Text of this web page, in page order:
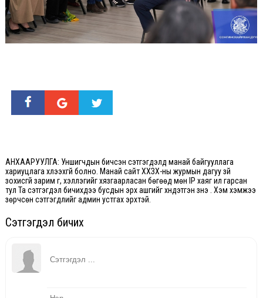
АНХААРУУЛГА: Уншигчдын бичсэн сэтгэгдэлд манай байгууллага
хариуцлага хүлээхгүй болно. Манай сайт ХХЗХ-ны журмын дагуу зүй
зохисгүй зарим үг, хэллэгийг хязгаарласан бөгөөд мөн IP хаяг ил гарсан
тул Та сэтгэгдэл бичихдээ бусдын эрх ашгийг хүндэтгэн үзнэ үү. Хэм хэмжээ
зөрчсөн сэтгэгдлийг админ устгах эрхтэй.
Сэтгэгдэл бичих